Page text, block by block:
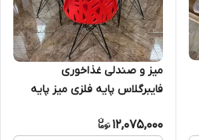
میز و صندلی غذاخوری
فایبرگلاس پایه فلزی میز پایه
12,075,000